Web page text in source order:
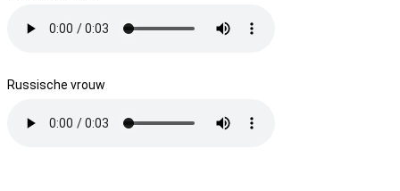
Russische vrouw